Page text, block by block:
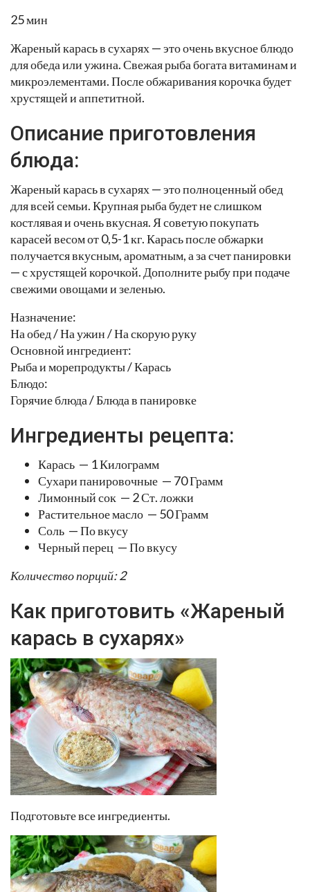
25 мин
Жареный карась в сухарях — это очень вкусное блюдо
для обеда или ужина. Свежая рыба богата витаминам и
микроэлементами. После обжаривания корочка будет
хрустящей и аппетитной.
Описание приготовления
блюда:
Жареный карась в сухарях — это полноценный обед
для всей семьи. Крупная рыба будет не слишком
костлявая и очень вкусная. Я советую покупать
карасей весом от 0,5-1 кг. Карась после обжарки
получается вкусным, ароматным, а за счет панировки
— с хрустящей корочкой. Дополните рыбу при подаче
свежими овощами и зеленью.
Назначение:
На обед / На ужин / На скорую руку
Основной ингредиент:
Рыба и морепродукты / Карась
Блюдо:
Горячие блюда / Блюда в панировке
Ингредиенты рецепта:
Карась — 1 Килограмм
Сухари панировочные — 70 Грамм
Лимонный сок — 2 Ст. ложки
Растительное масло — 50 Грамм
Соль — По вкусу
Черный перец — По вкусу
Количество порций: 2
Как приготовить «Жареный
карась в сухарях»
Подготовьте все ингредиенты.